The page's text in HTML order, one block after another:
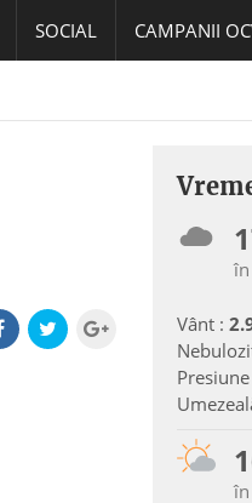
SOCIAL CAMPANII
Vânt :